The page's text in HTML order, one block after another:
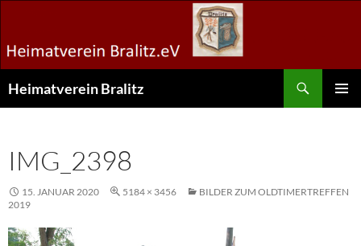
springen
Heimatverein Bralitz
IMG_2398
15. JANUAR 2020 5184 × 3456
BILDER ZUM OLDTIMERTREFFEN
2019